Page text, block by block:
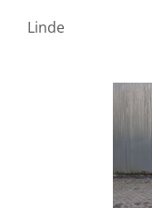
Linde